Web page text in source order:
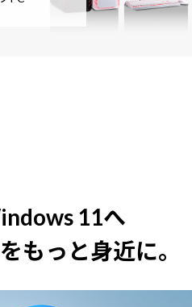
11へ
もっと身近に。